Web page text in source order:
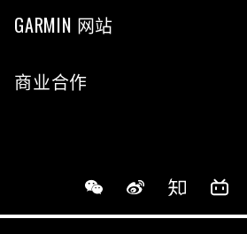
GARMIN 网站
商业合作